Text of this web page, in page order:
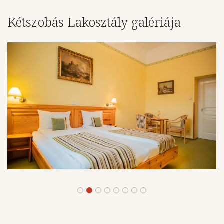
Kétszobás Lakosztály galériája